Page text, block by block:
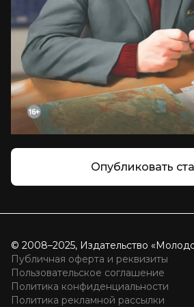
Опубликовать
© 2008–2025, Издательство
Публичная оферта и реквизиты
Пользовательское соглашение
Политика конфиденциальности
Политика рекламной рассылки